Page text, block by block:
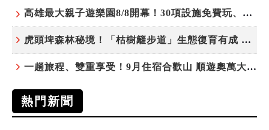
高雄最大親子遊樂園8/8開幕！30項設施免費玩、YOYO家族嗨翻暑假
虎頭埤森林秘境！「枯樹籬步道」生態復育有成 走進大自然生命教室
一趟旅程、雙重享受！9月住宿合歡山 順遊奧萬大10元優惠入園
熱門新聞